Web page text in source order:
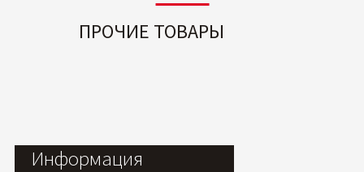
ПРОЧИЕ ТОВАРЫ
Информация